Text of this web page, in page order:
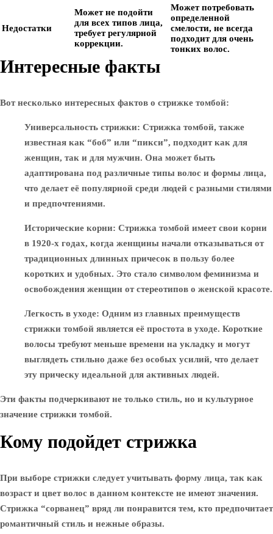
Недостатки
Может не подойти
для всех типов лица,
требует регулярной
коррекции.
Может потребовать
определенной
смелости, не всегда
подходит для очень
тонких волос.
Интересные факты
Вот несколько интересных фактов о стрижке томбой:
Универсальность стрижки: Стрижка томбой, также
известная как “боб” или “пикси”, подходит как для
женщин, так и для мужчин. Она может быть
адаптирована под различные типы волос и формы лица,
что делает её популярной среди людей с разными стилями
и предпочтениями.
Исторические корни: Стрижка томбой имеет свои корни
в 1920-х годах, когда женщины начали отказываться от
традиционных длинных причесок в пользу более
коротких и удобных. Это стало символом феминизма и
освобождения женщин от стереотипов о женской красоте.
Легкость в уходе: Одним из главных преимуществ
стрижки томбой является её простота в уходе. Короткие
волосы требуют меньше времени на укладку и могут
выглядеть стильно даже без особых усилий, что делает
эту прическу идеальной для активных людей.
Эти факты подчеркивают не только стиль, но и культурное
значение стрижки томбой.
Кому подойдет стрижка
При выборе стрижки следует учитывать форму лица, так как
возраст и цвет волос в данном контексте не имеют значения.
Стрижка “сорванец” вряд ли понравится тем, кто предпочитает
романтичный стиль и нежные образы.